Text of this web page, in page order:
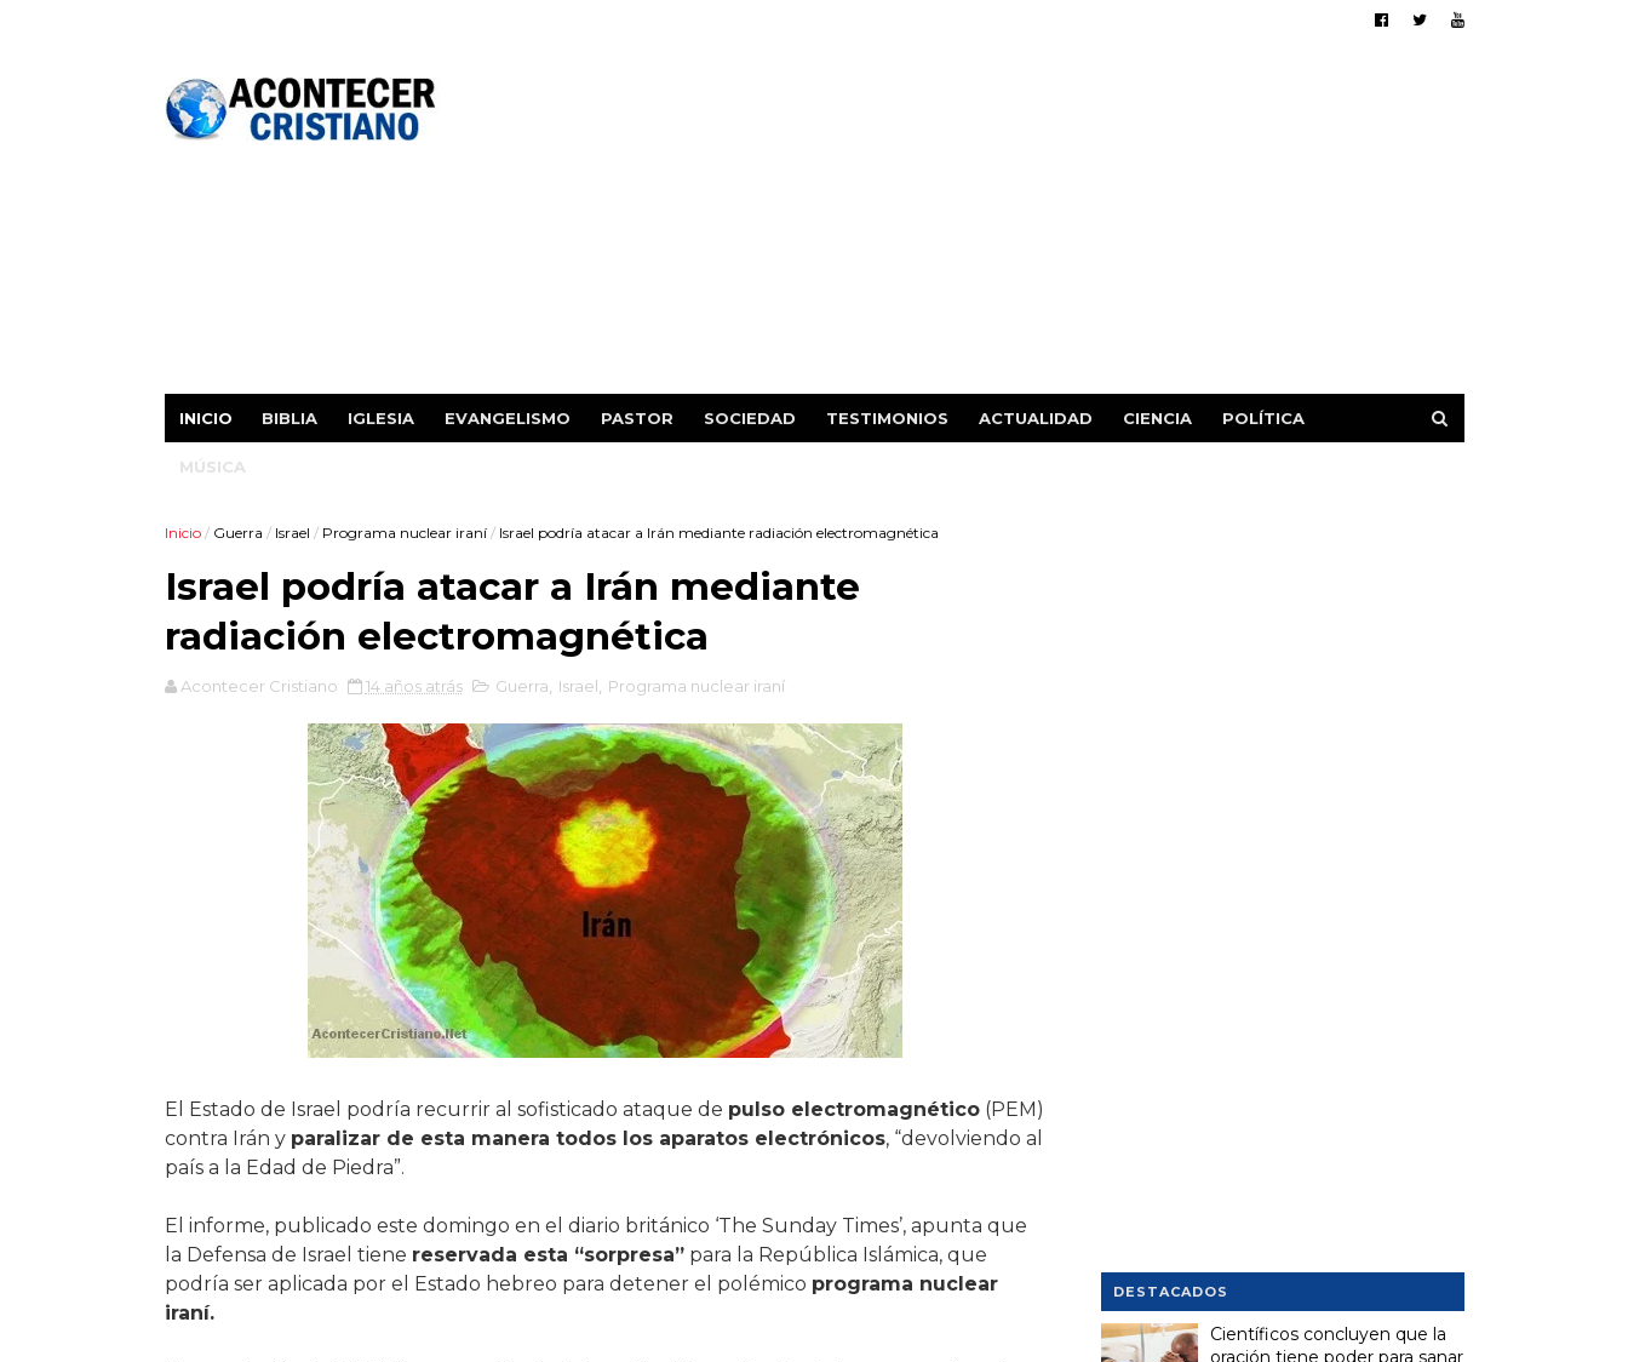
INICIO BIBLIA IGLESIA EVANGELISMO PASTOR SOCIEDAD TESTIMONIOS ACTUALIDAD CIENCIA POLÍTICA
MÚSICA
Inicio / Guerra / Israel / Programa nuclear iraní / Israel podría atacar a Irán mediante radiación electromagnética
Israel podría atacar a Irán mediante
radiación electromagnética
Acontecer Cristiano 14 años atrás Guerra Israel Programa nuclear iraní
El Estado de Israel podría recurrir al sofisticado ataque de pulso electromagnético(PEM)
contra Irán y paralizar de esta manera todos los aparatos electrónicos, “devolviendo al
país a la Edad de Piedra”.
El informe, publicado este domingo en el diario británico ‘The Sunday Times’, apunta que
la Defensa de Israel tiene reservada esta “sorpresa”para la República Islámica, que
podría ser aplicada por el Estado hebreo para detener el polémico programa nuclear
iraní.
DESTACADOS
Científicos concluyen que la
oración tiene poder para sanar